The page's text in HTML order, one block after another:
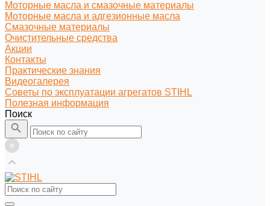
Моторные масла и смазочные материалы
Моторные масла и адгезионные масла
Смазочные материалы
Очистительные средства
Акции
Контакты
Практические знания
Видеогалерея
Советы по эксплуатации агрегатов STIHL
Полезная информация
Поиск